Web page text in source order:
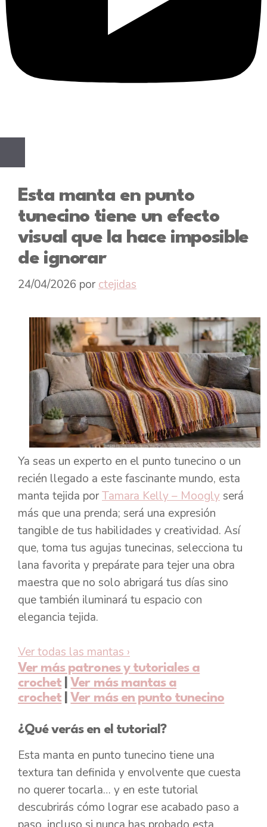
Esta manta en punto
tunecino tiene un efecto
visual que la hace imposible
de ignorar
24/04/2026 por ctejidas
Ya seas un experto en el punto tunecino o un
recién llegado a este fascinante mundo, esta
manta tejida porTamara Kelly – Mooglyserá
más que una prenda; será una expresión
tangible de tus habilidades y creatividad. Así
que, toma tus agujas tunecinas, selecciona tu
lana favorita y prepárate para tejer una obra
maestra que no solo abrigará tus días sino
que también iluminará tu espacio con
elegancia tejida.
Ver todas las mantas ›
Ver más patrones y tutoriales a
crochet
Ver más mantas a
crochet
Ver más en punto tunecino
¿Qué verás en el tutorial?
Esta manta en punto tunecino tiene una
textura tan definida y envolvente que cuesta
no querer tocarla… y en este tutorial
descubrirás cómo lograr ese acabado paso a